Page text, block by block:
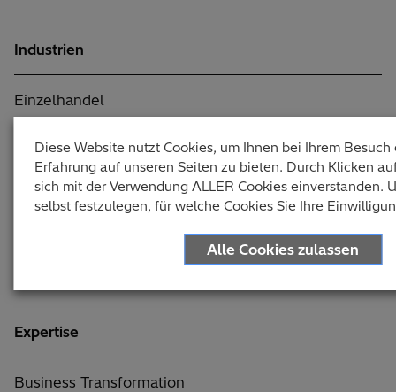
Industrien
Einzelhandel
Professional Services
Baugewerbe
Expertise
Business Transformation
Diese Website nutzt Cookies, um Ihnen bei Ihrem
Erfahrung auf unseren Seiten zu bieten. Durch Klicken
sich mit der Verwendung ALLER Cookies einverstanden.
selbst festzulegen, für welche Cookies Sie Ihre
Alle Cookies zulassen